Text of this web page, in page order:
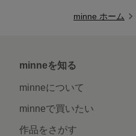
minne ホーム
minneを知る
minneについて
minneで買いたい
作品をさがす